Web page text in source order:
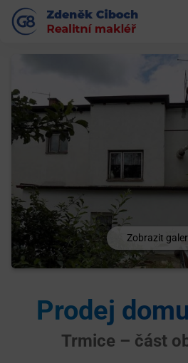
Zobrazit
Prodej
Trmice – část